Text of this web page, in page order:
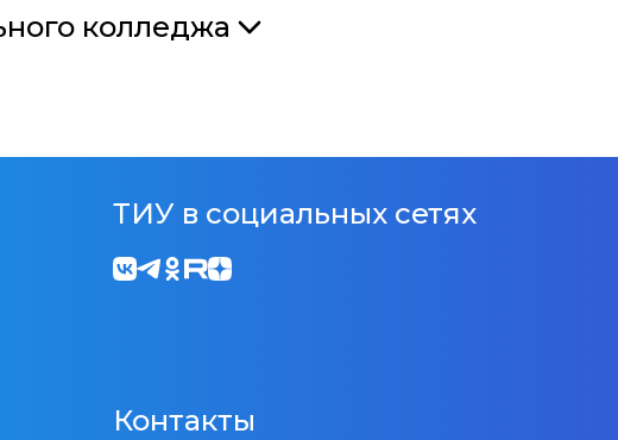
колледжа
ТИУ в социальных сетях
Контакты